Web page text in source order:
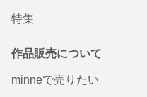
特集
作品販売について
minneで売りたい